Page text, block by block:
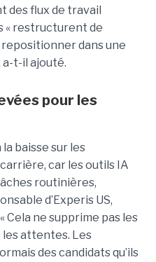
des flux de travail
« restructurent de
dans une
a-t-il ajouté.
pour les
baisse sur les
car les outils IA
routinières,
d’Experis US,
Cela ne supprime pas les
attentes. Les
des candidats qu’ils